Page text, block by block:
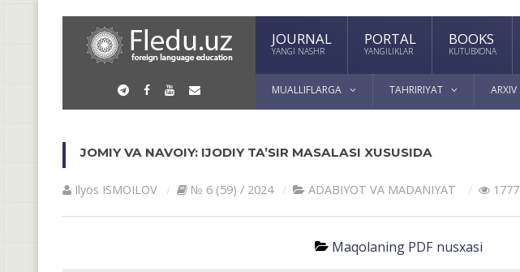
JOURNAL
YANGI NASHR
PORTAL
YANGILIKLAR
BOOKS
KUTUBXONA
MUALLIFLARGA TAHRIRIYAT ARXIV
JOMIY VA NAVOIY: IJODIY TA’SIR MASALASI XUSUSIDA
Ilyos ISMOILOV № 6 (59) / 2024 АDАBIYOT VА MАDАNIYAT 1777
Maqolaning PDF nusxasi